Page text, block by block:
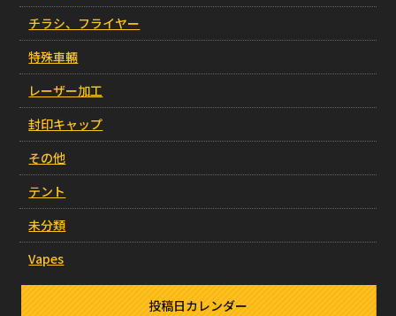
チラシ、フライヤー
特殊車輛
レーザー加工
封印キャップ
その他
テント
未分類
Vapes
投稿日カレンダー